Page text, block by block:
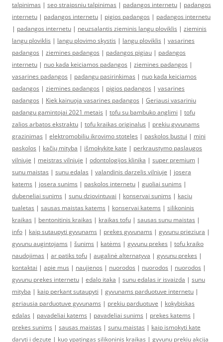
talpinimas | seo straipsniu talpinimas | padangos internetu | padangos
internetu | padangos internetu | pigios padangos | padangos internetu
| padangos internetu | neuzsalantis zieminis langu ploviklis | zieminis
langu ploviklis | langu plovimo skystis | langu ploviklis | vasarines
padangos | ziemines padangos | padangos pigiau | padangos
internetu | nuo kada keiciamos padangos | ziemines padangos |
vasarines padangos | padangu pasirinkimas | nuo kada keiciamos
padangos | ziemines padangos | pigios padangos | vasarines
padangos | Kiek kainuoja vasarines padangos | Geriausi vasariniu
padangu gamintojai 2021 metais | tofu su bambuko anglimi | tofu
zalios arbatos ekstraktu | tofu kraikas originalus | prekiu gyvunams
grazinimas | elektromobiliu ikrovimo stoteles | paskolos bustui | mini
paskolos | kačių mityba | išmokykite katę | perkraustymo paslaugos
vilniuje | meistras vilniuje | odontologijos klinika | super premium |
sunu maistas | sunu edalas | valandinis darzelis vilniuje | josera
katems | josera sunims | paskolos internetu | guoliai sunims |
dubeneliai sunims | sunu dziovintuvai | konservai sunims | kaciu
tualetas | sausas maistas katems | konservai katems | silikoninis
kraikas | bentonitinis kraikas | kraikas tofu | sausas sunu maistas |
info | kaip sutaupyti gyvunams | prekes gyvunams | gyvunu prieziura |
gyvunu augintojams | šunims | katėms | gyvunu prekes | tofu kraiko
naudojimas | ar patiks tofu | augalinė alternatyva | gyvunu prekes |
kontaktai | apie mus | naujienos | nuorodos | nuorodos | nuorodos |
gyvunu prekes internetu | edalo itaka | sunu edalas ir isvaizda | sunu
mityba | kaip perkant sutaupyti | gyvunams parduotuve internetu |
geriausia parduotuve gyvunams | prekiu parduotuve | kokybiskas
edalas | pavadeliai katems | pavadeliai sunims | prekes katems |
prekes sunims | sausas maistas | sunu maistas | kaip ismokyti kate
daryti i dezute | kuo ypatingas silikoninis kraikas | gyvunu prekiu akcija